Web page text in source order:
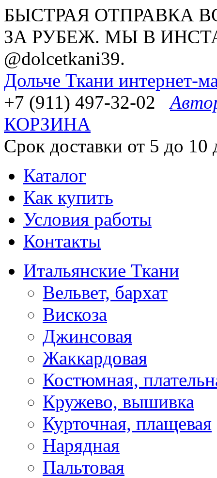
БЫСТРАЯ ОТПРАВКА
ЗА РУБЕЖ. МЫ В
@dolcetkani39.
Дольче Ткани интернет-
+7 (911) 497-32-02
КОРЗИНА
Срок доставки от 5 до 10
Каталог
Как купить
Условия работы
Контакты
Итальянские Ткани
Вельвет, бархат
Вискоза
Джинсовая
Жаккардовая
Костюмная,
Кружево, вышивка
Курточная, плащевая
Нарядная
Пальтовая